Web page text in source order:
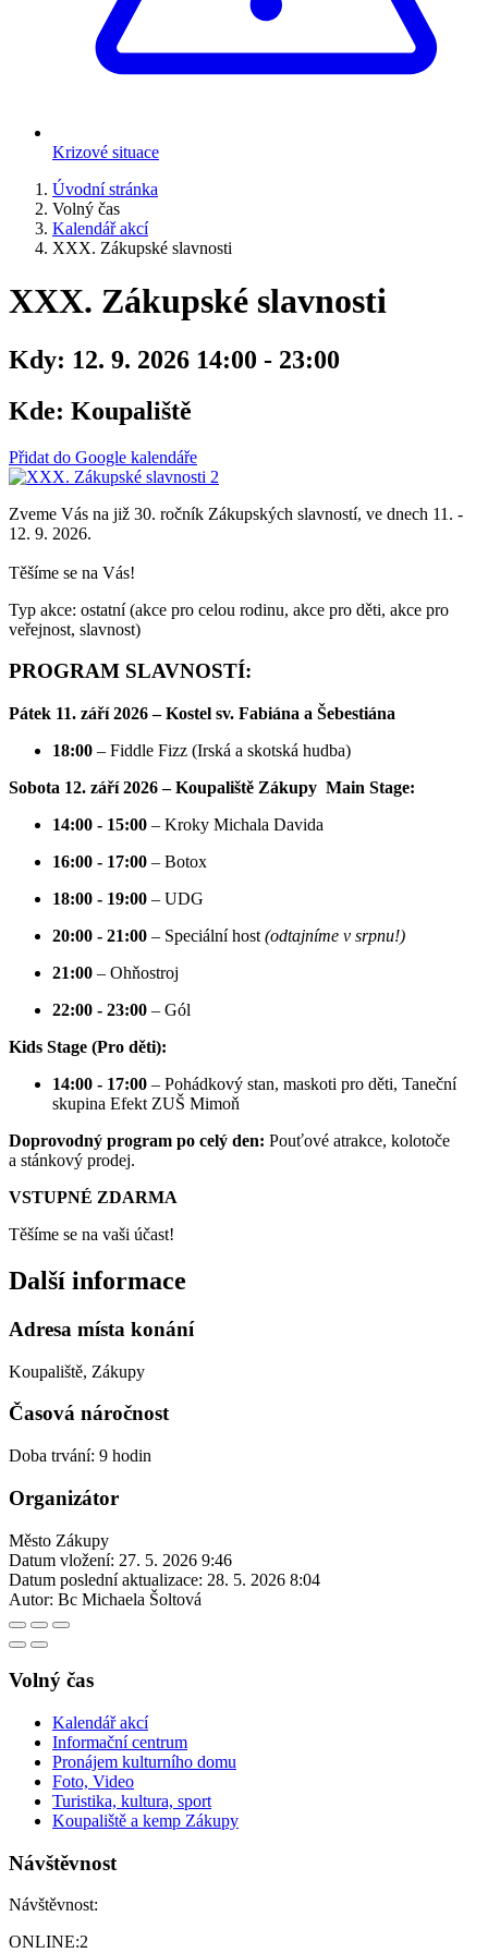
Krizové situace
Úvodní stránka
Volný čas
Kalendář akcí
XXX. Zákupské slavnosti
XXX. Zákupské slavnosti
Kdy: 12. 9. 2026 14:00 - 23:00
Kde: Koupaliště
Přidat do Google kalendáře
Zveme Vás na již 30. ročník Zákupských slavností, ve dnech 11. -
12. 9. 2026.
Těšíme se na Vás!
Typ akce: ostatní (akce pro celou rodinu, akce pro děti, akce pro
veřejnost, slavnost)
PROGRAM SLAVNOSTÍ:
Pátek 11. září 2026 – Kostel sv. Fabiána a Šebestiána
18:00 – Fiddle Fizz (Irská a skotská hudba)
Sobota 12. září 2026 – Koupaliště Zákupy Main Stage:
14:00 - 15:00 – Kroky Michala Davida
16:00 - 17:00 – Botox
18:00 - 19:00 – UDG
20:00 - 21:00 – Speciální host (odtajníme v srpnu!)
21:00 – Ohňostroj
22:00 - 23:00 – Gól
Kids Stage (Pro děti):
14:00 - 17:00 – Pohádkový stan, maskoti pro děti, Taneční
skupina Efekt ZUŠ Mimoň
Doprovodný program po celý den: Pouťové atrakce, kolotoče
a stánkový prodej.
VSTUPNÉ ZDARMA
Těšíme se na vaši účast!
Další informace
Adresa místa konání
Koupaliště, Zákupy
Časová náročnost
Doba trvání: 9 hodin
Organizátor
Město Zákupy
Datum vložení: 27. 5. 2026 9:46
Datum poslední aktualizace: 28. 5. 2026 8:04
Autor: Bc Michaela Šoltová
Volný čas
Kalendář akcí
Informační centrum
Pronájem kulturního domu
Foto, Video
Turistika, kultura, sport
Koupaliště a kemp Zákupy
Návštěvnost
Návštěvnost:
ONLINE:2